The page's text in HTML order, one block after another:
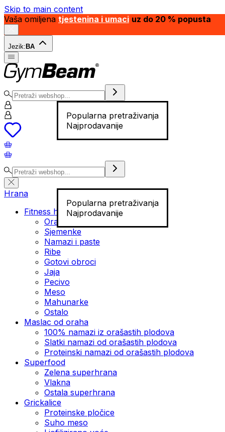
Skip to main content
Vaša omiljena tjestenina i umaci uz do 20 % popusta
Jezik: BA
Popularna pretraživanja
Najprodavanije
Popularna pretraživanja
Najprodavanije
Hrana
Fitness hrana
Orašasti plodovi
Sjemenke
Namazi i paste
Ribe
Gotovi obroci
Jaja
Pecivo
Meso
Mahunarke
Ostalo
Maslac od oraha
100% namazi iz orašastih plodova
Slatki namazi od orašastih plodova
Proteinski namazi od orašastih plodova
Superfood
Zelena superhrana
Vlakna
Ostala superhrana
Grickalice
Proteinske pločice
Suho meso